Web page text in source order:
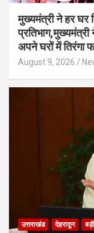
मुख्यमंत्री ने हर घर
अपने घरों में तिरंगा
August 9, 2026
उत्तराखंड देहरादून